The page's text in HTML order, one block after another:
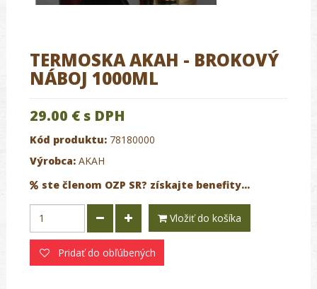
TERMOSKA AKAH - BROKOVÝ
NÁBOJ 1000ML
29.00 € s DPH
Kód produktu: 78180000
Výrobca: AKAH
ste členom OZP SR? získajte benefity...
Vložiť do košíka
Pridať do obľúbených